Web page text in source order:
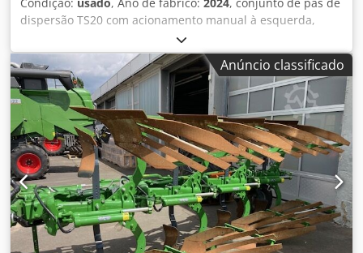
dispersão TS20 com acionamento manual à esquerda,
conjunto de pás de dispersão TS20 / à direita acionamento
hidráulico à esquerda com AutoTS e FlowControl ProfiSPro,
acionamento hidráulico / à direita com AutoTS e
FlowControl ProfiSPro, disco principal à esquerda com
AutoTS / disco principal à direita Dsdjtrdzwopfx Apijck
Anúncio classificado